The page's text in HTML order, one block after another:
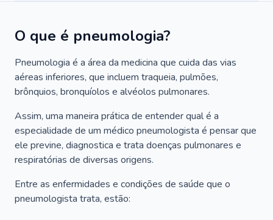
O que é pneumologia?
Pneumologia é a área da medicina que cuida das vias
aéreas inferiores, que incluem traqueia, pulmões,
brônquios, bronquíolos e alvéolos pulmonares.
Assim, uma maneira prática de entender qual é a
especialidade de um médico pneumologista é pensar que
ele previne, diagnostica e trata doenças pulmonares e
respiratórias de diversas origens.
Entre as enfermidades e condições de saúde que o
pneumologista trata, estão: